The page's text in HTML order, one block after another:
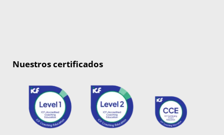
Nuestros certificados